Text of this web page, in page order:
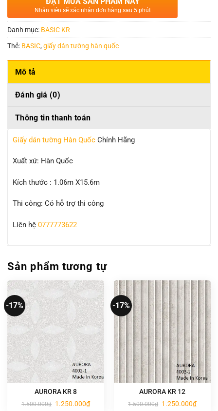
Nhân viên sẽ xác nhận đơn hàng sau 5 phút
Danh mục: BASIC KR
Thẻ: BASIC,giấy dán tường hàn quốc
Mô tả
Đánh giá (0)
Thông tin thanh toán
Giấy dán tường Hàn Quốc Chính Hãng
Xuất xứ: Hàn Quốc
Kích thước : 1.06m X15.6m
Thi công: Có hỗ trợ thi công
Liên hệ 0777773622
Sản phẩm tương tự
-17%
AURORA KR 8
1.500.000₫ Giá
1.250.000₫Giá
hiện
-17%
AURORA KR 12
1.500.000₫ Giá
1.250.000₫Giá
hiện